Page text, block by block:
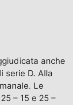
anche
serie D. Alla
Le
– 15 e 25 –